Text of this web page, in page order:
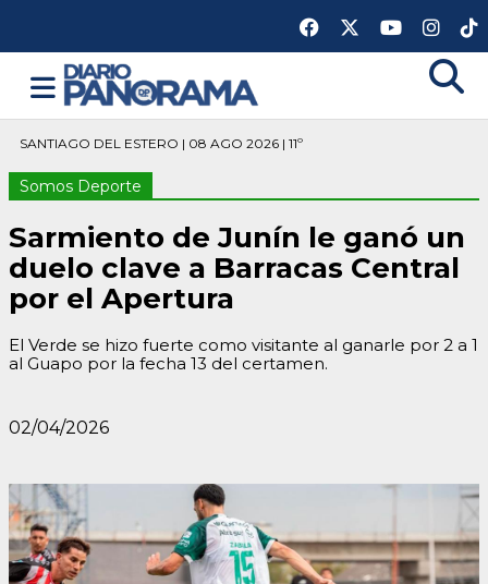
SANTIAGO DEL ESTERO | 08 AGO 2026 | 11º
Somos Deporte
Sarmiento de Junín le ganó un
duelo clave a Barracas Central
por el Apertura
El Verde se hizo fuerte como visitante al ganarle por 2 a 1
al Guapo por la fecha 13 del certamen.
02/04/2026